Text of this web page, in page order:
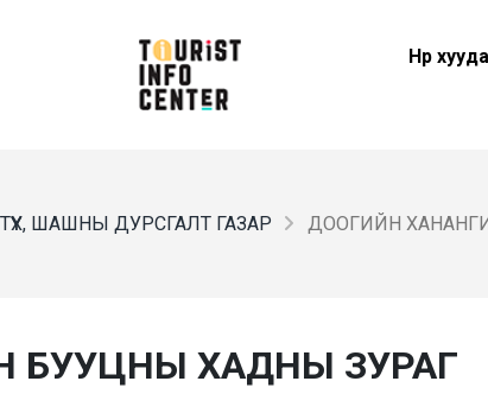
Нүүр
ШАШНЫ ДУРСГАЛТ ГАЗАР ДООГИЙН
БУУЦНЫ ХАДНЫ ЗУРАГ